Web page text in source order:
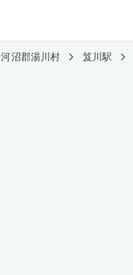
河沼郡湯川村 笈川駅